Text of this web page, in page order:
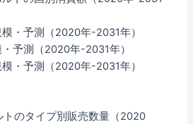
・予測（2020年-2031年）
予測（2020年-2031年）
・予測（2020年-2031年）
トのタイプ別販売数量（2020